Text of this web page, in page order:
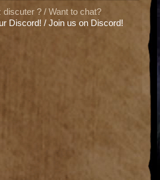
discuter ? / Want to chat?
Discord! / Join us on Discord!